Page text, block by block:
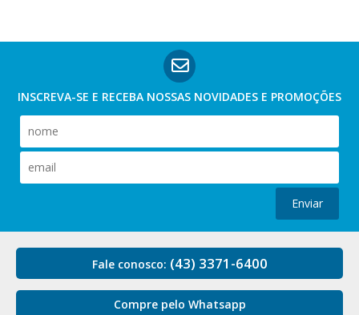
INSCREVA-SE E RECEBA NOSSAS NOVIDADES E PROMOÇÕES
Enviar
Fale conosco: (43) 3371-6400
Compre pelo Whatsapp